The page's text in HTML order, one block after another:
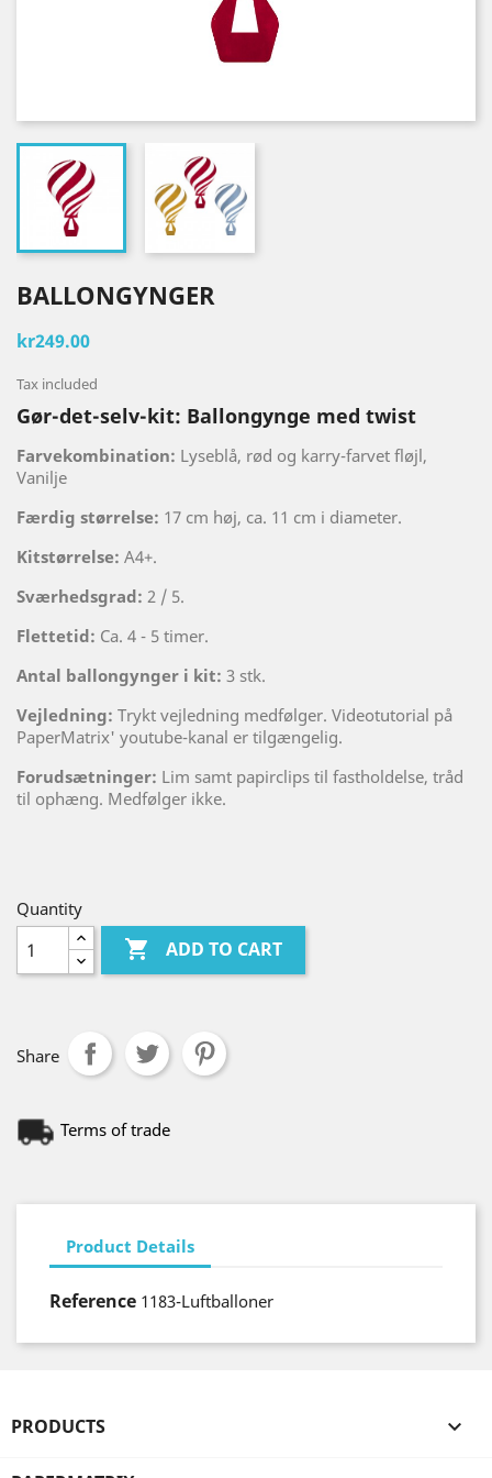
BALLONGYNGER
kr249.00
Tax included
Gør-det-selv-kit: Ballongynge med twist
Farvekombination: Lyseblå, rød og karry-farvet fløjl,
Vanilje
Færdig størrelse: 17 cm høj, ca. 11 cm i diameter.
Kitstørrelse: A4+.
Sværhedsgrad: 2 / 5.
Flettetid: Ca. 4 - 5 timer.
Antal ballongynger i kit: 3 stk.
Vejledning: Trykt vejledning medfølger. Videotutorial på
PaperMatrix' youtube-kanal er tilgængelig.
Forudsætninger: Lim samt papirclips til fastholdelse, tråd
til ophæng. Medfølger ikke.
Quantity
 ADD TO CART
Share
Terms of trade
Product Details
Reference 1183-Luftballoner
PRODUCTS 